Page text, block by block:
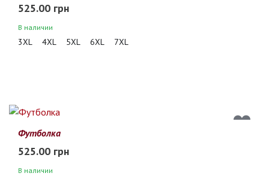
525.00 грн
В наличии
3XL 4XL 5XL 6XL 7XL
Футболка
525.00 грн
В наличии